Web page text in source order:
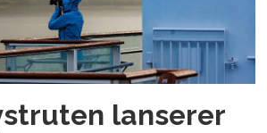
lanserer